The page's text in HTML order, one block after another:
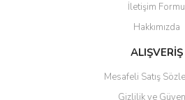
Ürün bilgilerinde hatalar bulunuyor.
Ürün fiyatı diğer sitelerden daha
Bu ürüne benzer farklı alternatifler
İletişim Formu
Hakkımızda
ALIŞVERİŞ
Mesafeli Satış
Gizlilik ve